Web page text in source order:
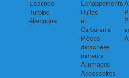
Essence
Turbine
électrique
Echappements
Huiles
et
Carburants
Pièces
détachées
moteurs
Allumages
Accessoires